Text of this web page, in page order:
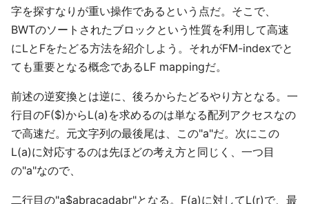
字を探すなりが重い操作であるという点だ。そこで、
BWTのソートされたブロックという性質を利用して高速
にLとFをたどる方法を紹介しよう。それがFM-indexでと
ても重要となる概念であるLF mappingだ。
前述の逆変換とは逆に、後ろからたどるやり方となる。一
行目のF($)からL(a)を求めるのは単なる配列アクセスなの
で高速だ。元文字列の最後尾は、この"a"だ。次にこの
L(a)に対応するのは先ほどの考え方と同じく、一つ目
の"a"なので、
二行目の"a$abracadabr"となる。F(a)に対してL(r)で、最